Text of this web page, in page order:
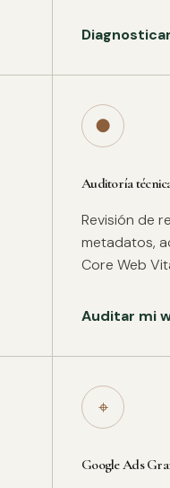
●
Auditoría
Revisión de
metadatos,
Core Web
Auditar mi
⌖
Google Ads